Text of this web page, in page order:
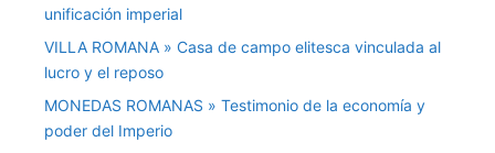
unificación imperial
VILLA ROMANA » Casa de campo elitesca vinculada al
lucro y el reposo
MONEDAS ROMANAS » Testimonio de la economía y
poder del Imperio